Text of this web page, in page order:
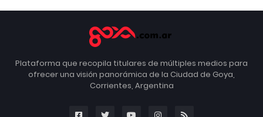
Plataforma que recopila titulares de múltiples medios para
ofrecer una visión panorámica de la Ciudad de Goya,
Corrientes, Argentina